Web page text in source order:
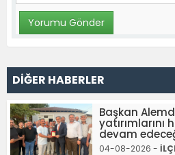
DİĞER HABERLER
Başkan
devam
04-08-2026 -